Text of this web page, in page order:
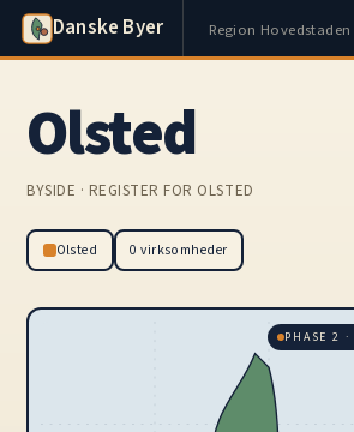
Danske Byer Region Hovedstaden
Olsted
BYSIDE · REGISTER FOR OLSTED
Olsted 0 virksomheder
PHASE 2